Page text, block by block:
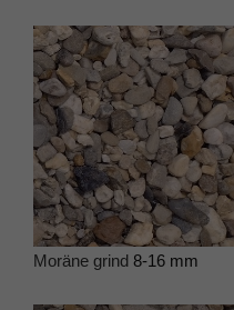
Moräne grind 8-16 mm